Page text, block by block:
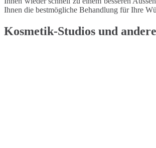
Ihnen die bestmögliche Behandlung für Ihre
Kosmetik-Studios und